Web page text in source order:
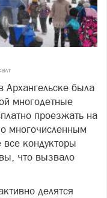
Архангельске была
многодетные
проезжать на
многочисленным
кондукторы
что вызвало
делятся